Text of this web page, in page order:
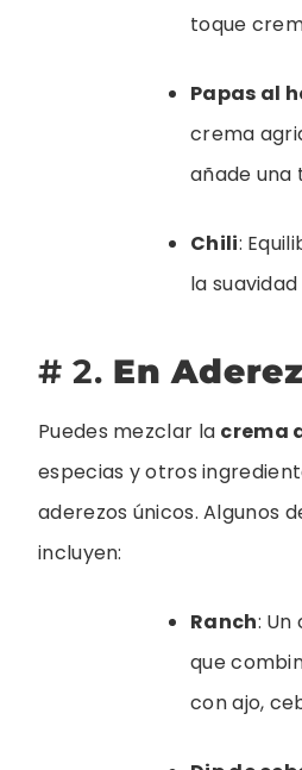
toque
Papas al
crema
añade una
Chili:
la
# 2. En
Puedes mezclar la crema
especias y otros
aderezos únicos. Algunos
incluyen:
Ranch:
que
con ajo,